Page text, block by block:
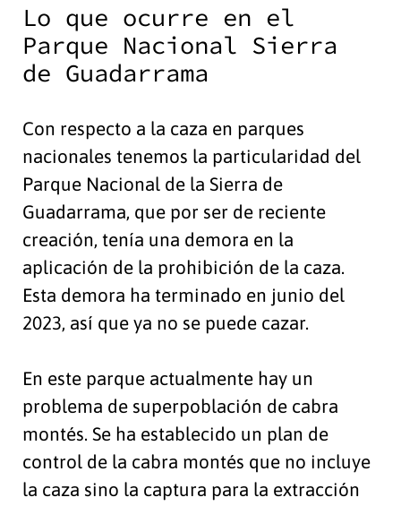
Lo que ocurre en el
Parque Nacional Sierra
de Guadarrama
Con respecto a la caza en parques
nacionales tenemos la particularidad del
Parque Nacional de la Sierra de
Guadarrama, que por ser de reciente
creación, tenía una demora en la
aplicación de la prohibición de la caza.
Esta demora ha terminado en junio del
2023, así que ya no se puede cazar.
En este parque actualmente hay un
problema de superpoblación de cabra
montés. Se ha establecido un plan de
control de la cabra montés que no incluye
la caza sino la captura para la extracción